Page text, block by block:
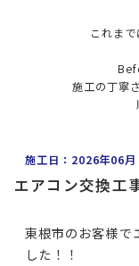
これま
施工の丁寧
施工日：2026年06月
エアコン交換工
東根市のお客様で
した！！